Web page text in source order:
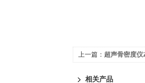
上一篇： 超声骨密度仪
相关产品